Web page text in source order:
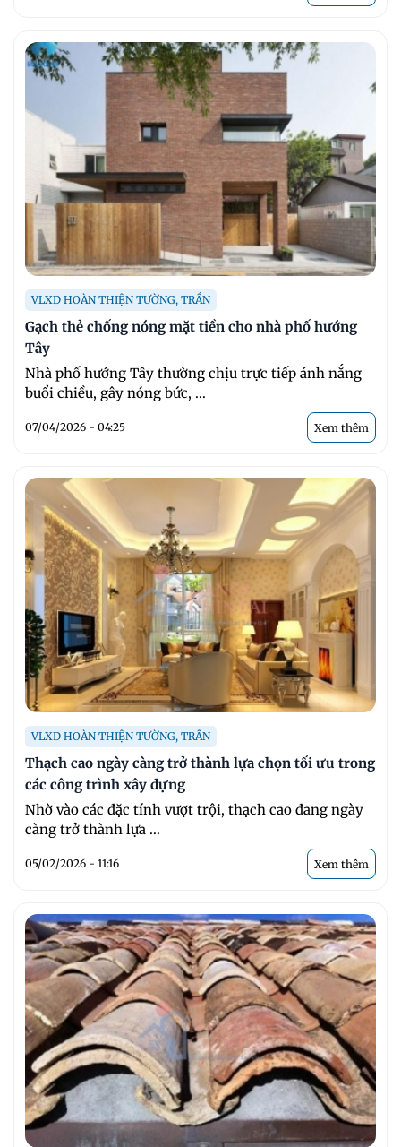
VLXD HOÀN THIỆN TƯỜNG, TRẦN
Gạch thẻ chống nóng mặt tiền cho nhà phố hướng
Tây
Nhà phố hướng Tây thường chịu trực tiếp ánh nắng
buổi chiều, gây nóng bức, ...
07/04/2026 - 04:25 Xem thêm
VLXD HOÀN THIỆN TƯỜNG, TRẦN
Thạch cao ngày càng trở thành lựa chọn tối ưu trong
các công trình xây dựng
Nhờ vào các đặc tính vượt trội, thạch cao đang ngày
càng trở thành lựa ...
05/02/2026 - 11:16 Xem thêm